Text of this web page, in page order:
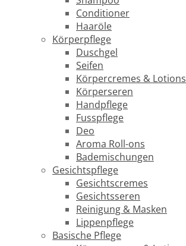
Conditioner
Haaröle
Körperpflege
Duschgel
Seifen
Körpercremes & Lotions
Körperseren
Handpflege
Fusspflege
Deo
Aroma Roll-ons
Bademischungen
Gesichtspflege
Gesichtscremes
Gesichtsseren
Reinigung & Masken
Lippenpflege
Basische Pflege